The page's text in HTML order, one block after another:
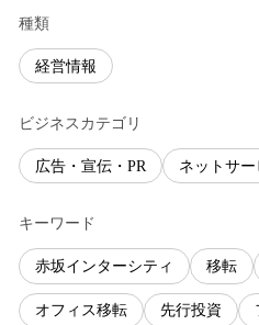
種類
経営情報
ビジネスカテゴリ
広告・宣伝・PR ネットサー
キーワード
赤坂インターシティ 移転
オフィス移転 先行投資